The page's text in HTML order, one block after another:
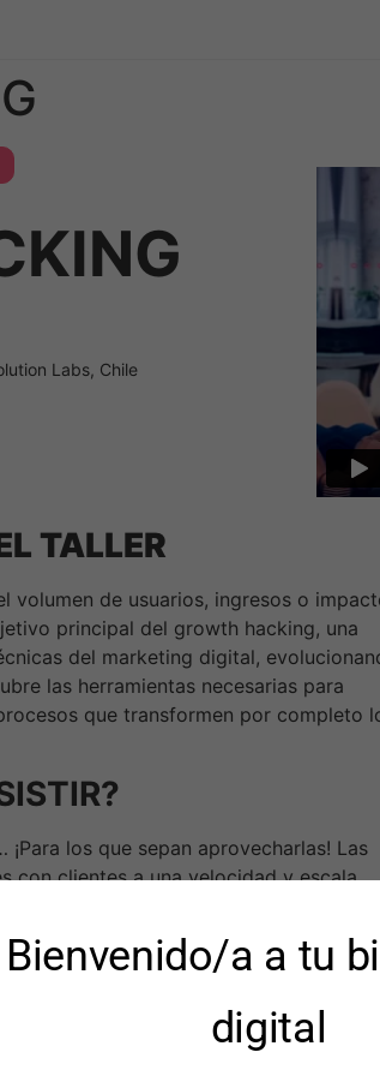
Labs, Chile
TALLER
volumen de usuarios, ingresos o
principal del growth hacking, una
del marketing digital,
las herramientas necesarias para
que transformen por completo
los que sepan aprovecharlas! Las
con clientes a una velocidad y escala
una evolución que será
a nivel de capacidades, estructura,
Bienvenido/a a tu
digital